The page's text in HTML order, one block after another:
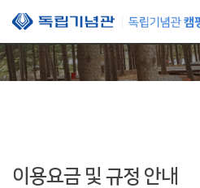
본문 바로가기
이용요금 및 규정 안내